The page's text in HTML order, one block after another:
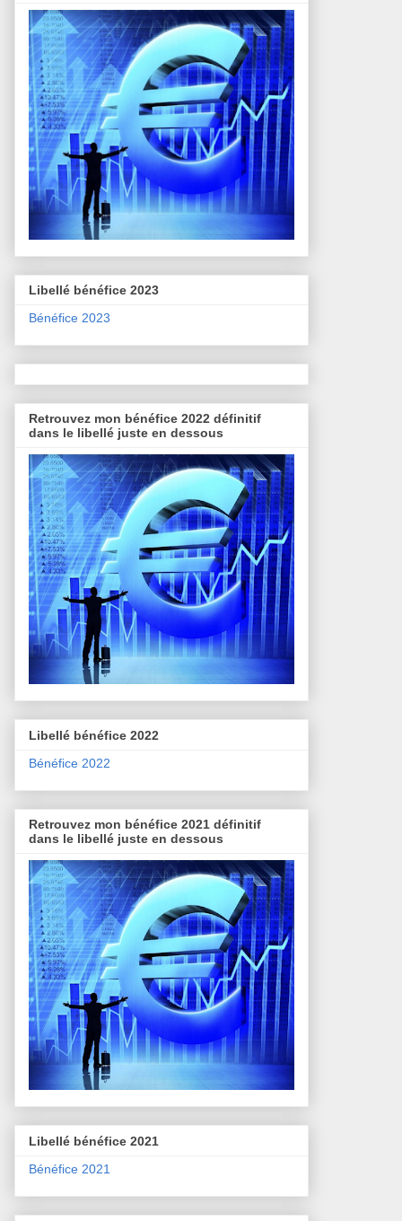
Libellé bénéfice 2023
Bénéfice 2023
Retrouvez mon bénéfice 2022 définitif
dans le libellé juste en dessous
Libellé bénéfice 2022
Bénéfice 2022
Retrouvez mon bénéfice 2021 définitif
dans le libellé juste en dessous
Libellé bénéfice 2021
Bénéfice 2021